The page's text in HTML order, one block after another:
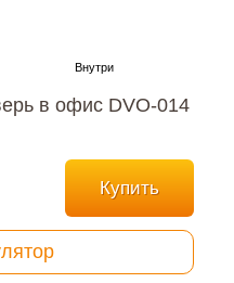
в офис DVO-014
Купить